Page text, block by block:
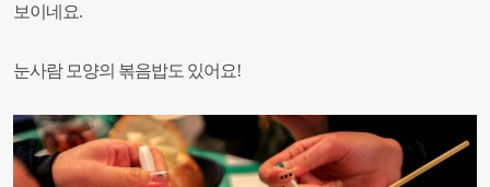
보이네요.
눈사람 모양의 볶음밥도 있어요!